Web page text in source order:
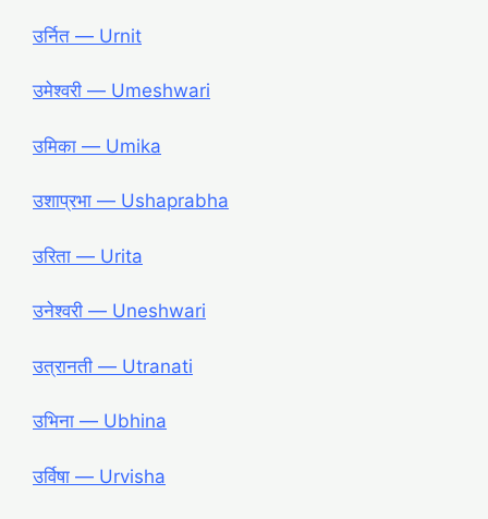
उर्नित ― Urnit
उमेश्वरी ― Umeshwari
उमिका ― Umika
उशाप्रभा ― Ushaprabha
उरिता ― Urita
उनेश्वरी ― Uneshwari
उत्रानती ― Utranati
उभिना ― Ubhina
उर्विषा ― Urvisha